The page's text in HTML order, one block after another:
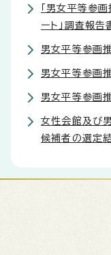
「男女平等参
ート」調査報告
男女平等参画推
男女平等参画推
男女平等参画
女性会館及び
候補者の選定